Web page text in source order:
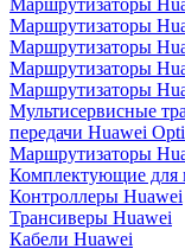
Маршрутизаторы
Маршрутизаторы
Маршрутизаторы
Маршрутизаторы
Маршрутизаторы
Мультисервисные
передачи Huawei
Маршрутизаторы
Комплектующие для
Контроллеры Huawei
Трансиверы Huawei
Кабели Huawei